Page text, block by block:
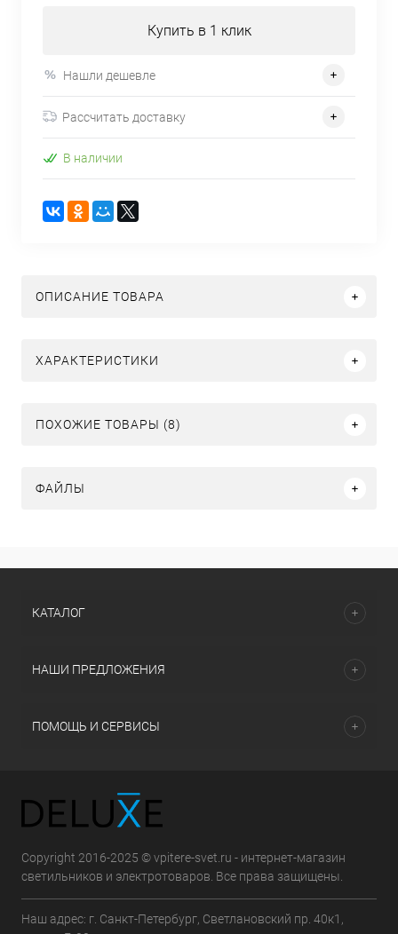
Купить в 1 клик
Нашли дешевле
Рассчитать доставку
В наличии
ОПИСАНИЕ ТОВАРА
ХАРАКТЕРИСТИКИ
ПОХОЖИЕ ТОВАРЫ (8)
ФАЙЛЫ
КАТАЛОГ
НАШИ ПРЕДЛОЖЕНИЯ
ПОМОЩЬ И СЕРВИСЫ
Copyright 2016-2025 © vpitere-svet.ru - интернет-магазин
светильников и электротоваров. Все права защищены.
Наш адрес: г. Санкт-Петербург, Светлановский пр. 40к1,